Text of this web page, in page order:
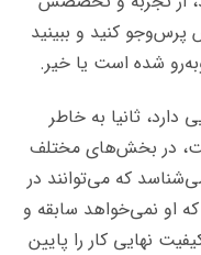
پرس‌وجو کنید و ببینید
شده است یا خیر.
دارد، ثانیا به خاطر
در بخش‌های مختلف
که می‌توانند در
که او نمی‌خواهد سابقه‌ و
نهایی کار را پایین